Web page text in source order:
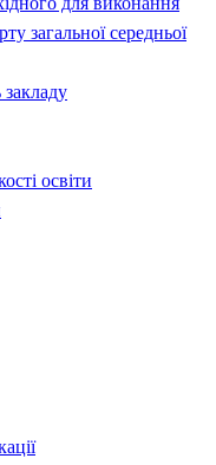
загальної середньої
закладу
освіти